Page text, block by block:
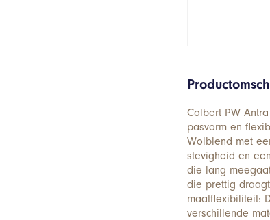
Colbert PW
pasvorm en
Wolblend met
stevigheid en
die lang
die prettig
maatflexibiliteit:
verschillende